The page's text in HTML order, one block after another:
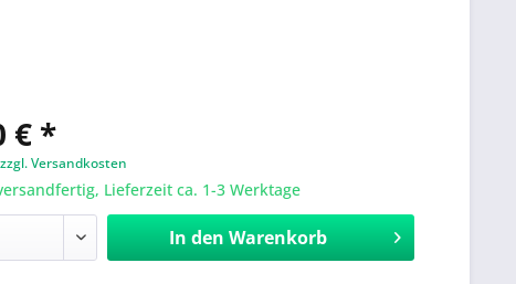
€ *
zzgl. Versandkosten
Lieferzeit ca. 1-3 Werktage
In den Warenkorb